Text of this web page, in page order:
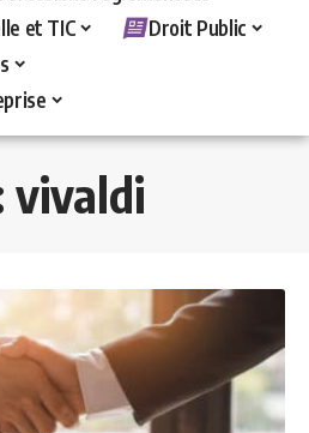
et TIC
Droit Public
vivaldi